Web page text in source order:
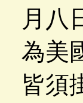
月八
為美
皆須